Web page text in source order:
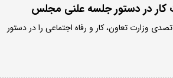
در دستور جلسه علنی مجلس
تعاون، کار و رفاه اجتماعی را در دستور